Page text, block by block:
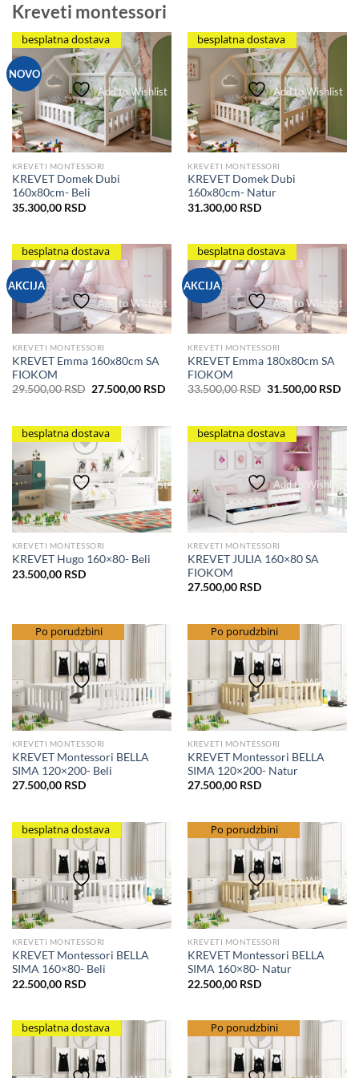
Kreveti montessori
NOVO
besplatna dostava
Add to Wishlist
KREVETI MONTESSORI
KREVET Domek Dubi
160x80cm- Beli
35.300,00 RSD
besplatna dostava
Add to Wishlist
KREVETI MONTESSORI
KREVET Domek Dubi
160x80cm- Natur
31.300,00 RSD
AKCIJA
besplatna dostava
Add to Wishlist
KREVETI MONTESSORI
KREVET Emma 160x80cm SA
FIOKOM
29.500,00RSD Originalna
29.500,00 RSD.
27.500,00 RSDTrenutna
AKCIJA
besplatna dostava
Add to Wishlist
KREVETI MONTESSORI
KREVET Emma 180x80cm SA
FIOKOM
33.500,00RSD Originalna
33.500,00 RSD.
31.500,00 RSD
besplatna dostava
Add to Wishlist
KREVETI MONTESSORI
KREVET Hugo 160×80- Beli
23.500,00 RSD
besplatna dostava
Add to Wishlist
KREVETI MONTESSORI
KREVET JULIA 160×80 SA
FIOKOM
27.500,00 RSD
besplatna dostava
Po porudzbini
Add to Wishlist
KREVETI MONTESSORI
KREVET Montessori BELLA
SIMA 120×200- Beli
27.500,00 RSD
besplatna dostava
Po porudzbini
Add to Wishlist
KREVETI MONTESSORI
KREVET Montessori BELLA
SIMA 120×200- Natur
27.500,00 RSD
besplatna dostava
Add to Wishlist
KREVETI MONTESSORI
KREVET Montessori BELLA
SIMA 160×80- Beli
22.500,00 RSD
besplatna dostava
Po porudzbini
Add to Wishlist
KREVETI MONTESSORI
KREVET Montessori BELLA
SIMA 160×80- Natur
22.500,00 RSD
besplatna dostava besplatna dostava
Po porudzbini